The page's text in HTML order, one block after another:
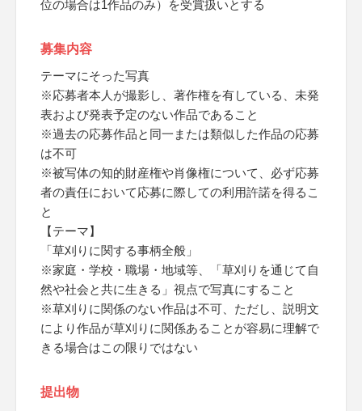
位の場合は1作品のみ）を受賞扱いとする
募集内容
テーマにそった写真
※応募者本人が撮影し、著作権を有している、未発
表および発表予定のない作品であること
※過去の応募作品と同一または類似した作品の応募
は不可
※被写体の知的財産権や肖像権について、必ず応募
者の責任において応募に際しての利用許諾を得るこ
と
【テーマ】
「草刈りに関する事柄全般」
※家庭・学校・職場・地域等、「草刈りを通じて自
然や社会と共に生きる」視点で写真にすること
※草刈りに関係のない作品は不可、ただし、説明文
により作品が草刈りに関係あることが容易に理解で
きる場合はこの限りではない
提出物